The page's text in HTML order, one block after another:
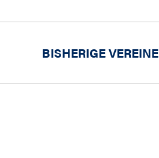
BISHERIGE VEREINE